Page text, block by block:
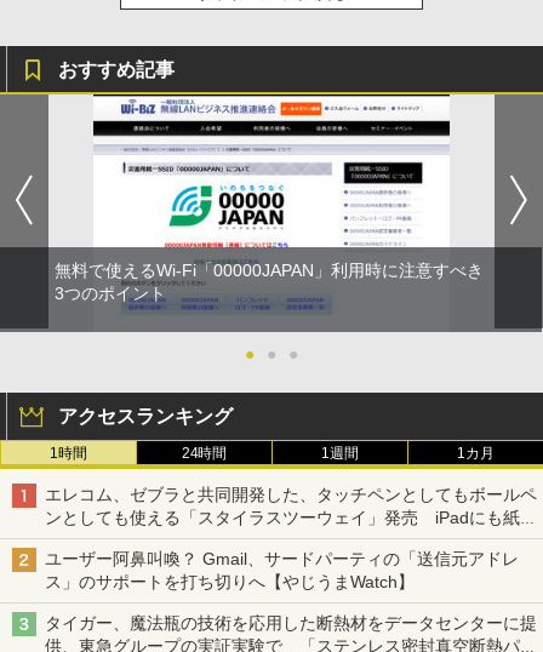
おすすめ記事
無料で使えるWi-Fi「00000JAPAN」利用時に注意すべき
3つのポイント
● ● ●
アクセスランキング
1時間 24時間 1週間 1カ月
エレコム、ゼブラと共同開発した、タッチペンとしてもボールペ
ンとしても使える「スタイラスツーウェイ」発売 iPadにも紙に
も、持ち替えずに書き込める
ユーザー阿鼻叫喚？ Gmail、サードパーティの「送信元アドレ
ス」のサポートを打ち切りへ【やじうまWatch】
タイガー、魔法瓶の技術を応用した断熱材をデータセンターに提
供、東急グループの実証実験で 「ステンレス密封真空断熱パネ